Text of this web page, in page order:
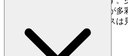
傾向がありますが、壁の角度が
ジェクトに取り組めるスペースは